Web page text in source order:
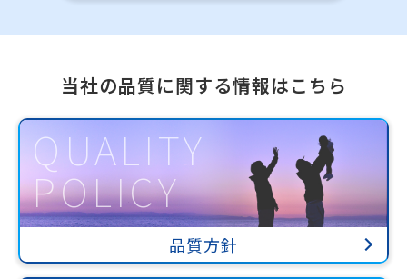
当社の品質に関する情報はこちら
QUALITY
POLICY
品質方針